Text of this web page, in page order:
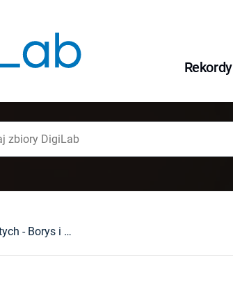
Rekordy
Z kart kronik do żywotów świętych - Borys i Gleb w literaturze staropolskiej